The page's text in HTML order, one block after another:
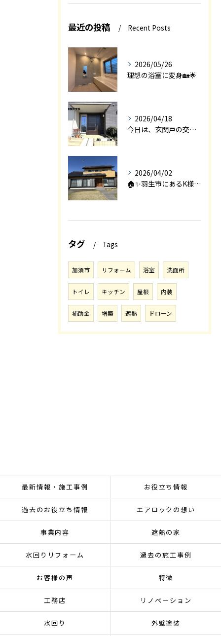
最近の投稿 Recent Posts
2026/05/26
理想の浴室に変身🏡🌟
2026/04/18
今日は、玄関戸の交換工事をご紹介します🚪✨。
2026/04/02
🏠✨羽生市にあるK様邸は、2008年に㈱エアロックで新築され...
タグ Tags
加須市 リフォーム 浴室 洗面所
トイレ キッチン 屋根 内装
補助金 増築 遮熱 ドローン
最新情報・施工事例 お役立ち情報
過去のお役立ち情報 エアロックの想い
事業内容 遮熱の家
水回りリフォーム 過去の施工事例
お客様の声 特徴
工務店 リノベーション
水回り 外壁塗装